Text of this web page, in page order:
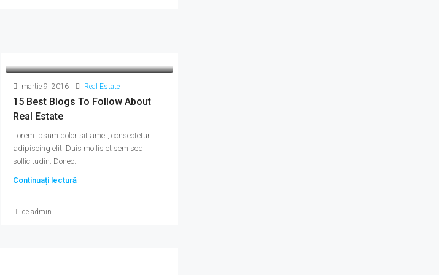
martie 9, 2016 Real Estate
15 Best Blogs To Follow About
Real Estate
Lorem ipsum dolor sit amet, consectetur
adipiscing elit. Duis mollis et sem sed
sollicitudin. Donec...
Continuați lectură
de admin